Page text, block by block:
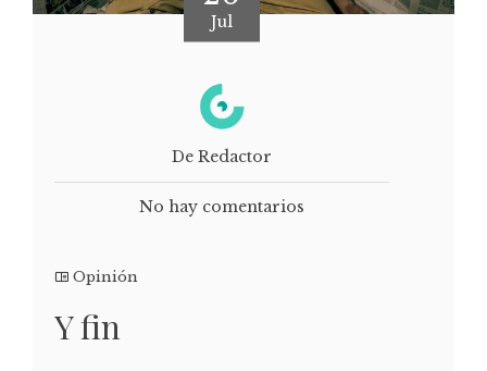
Jul
De Redactor
No hay comentarios
Opinión
Y fin